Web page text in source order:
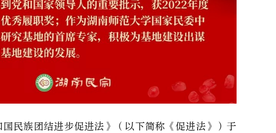
国民族团结进步促进法》 （以下简称《促进法》） 于